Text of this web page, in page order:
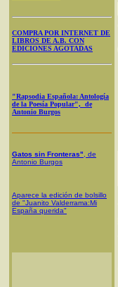
COMPRA POR INTERNET DE
LIBROS DE A.B. CON
EDICIONES AGOTADAS
"Rapsodia Española: Antología
de la Poesía Popular", de
Antonio Burgos
Gatos sin Fronteras" , de
Antonio Burgos
Aparece la edición de bolsillo
de "Juanito Valderrama:Mi
España querida"